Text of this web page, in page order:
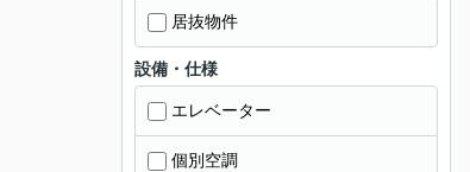
居抜物件
設備・仕様
エレベーター
個別空調